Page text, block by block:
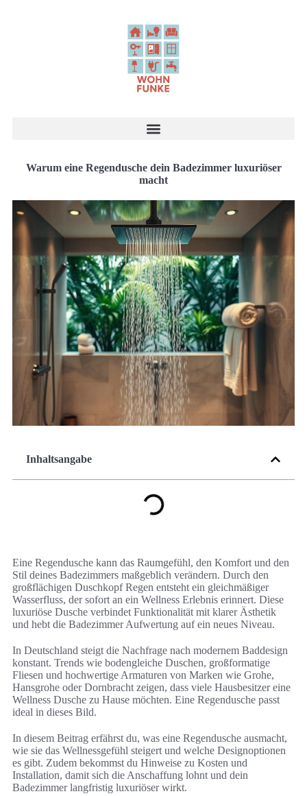
Warum eine Regendusche dein Badezimmer luxuriöser
macht
Inhaltsangabe
Eine Regendusche kann das Raumgefühl, den Komfort und den
Stil deines Badezimmers maßgeblich verändern. Durch den
großflächigen Duschkopf Regen entsteht ein gleichmäßiger
Wasserfluss, der sofort an ein Wellness Erlebnis erinnert. Diese
luxuriöse Dusche verbindet Funktionalität mit klarer Ästhetik
und hebt die Badezimmer Aufwertung auf ein neues Niveau.
In Deutschland steigt die Nachfrage nach modernem Baddesign
konstant. Trends wie bodengleiche Duschen, großformatige
Fliesen und hochwertige Armaturen von Marken wie Grohe,
Hansgrohe oder Dornbracht zeigen, dass viele Hausbesitzer eine
Wellness Dusche zu Hause möchten. Eine Regendusche passt
ideal in dieses Bild.
In diesem Beitrag erfährst du, was eine Regendusche ausmacht,
wie sie das Wellnessgefühl steigert und welche Designoptionen
es gibt. Zudem bekommst du Hinweise zu Kosten und
Installation, damit sich die Anschaffung lohnt und dein
Badezimmer langfristig luxuriöser wirkt.